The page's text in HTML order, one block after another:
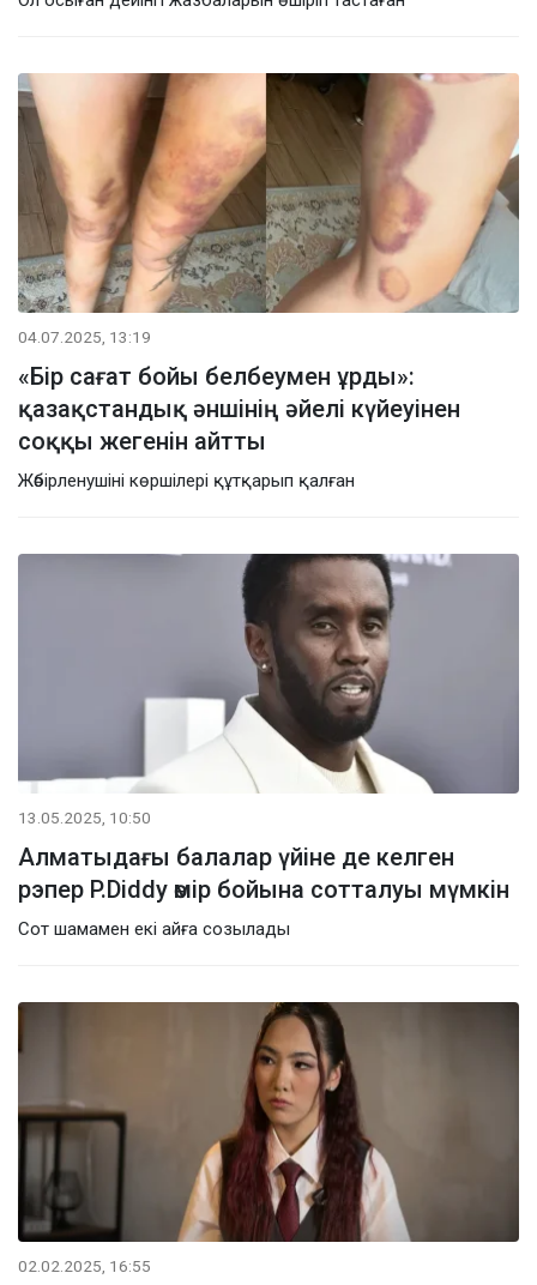
04.07.2025, 13:19
«Бір сағат бойы белбеумен ұрды»:
қазақстандық әншінің әйелі күйеуінен
соққы жегенін айтты
Жәбірленушіні көршілері құтқарып қалған
13.05.2025, 10:50
Алматыдағы балалар үйіне де келген
рэпер P.Diddy өмір бойына сотталуы мүмкін
Сот шамамен екі айға созылады
02.02.2025, 16:55